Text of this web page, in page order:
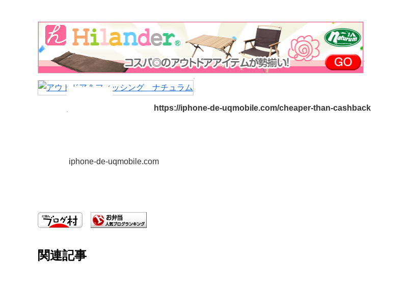
https://iphone-de-uqmobile.com/cheaper-than-cashback
iphone-de-uqmobile.com
関連記事